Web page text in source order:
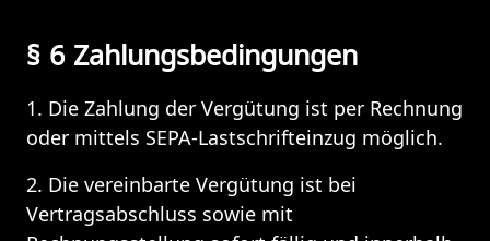
§ 6 Zahlungsbedingungen
1. Die Zahlung der Vergütung ist per Rechnung
oder mittels SEPA-Lastschrifteinzug möglich.
2. Die vereinbarte Vergütung ist bei
Vertragsabschluss sowie mit